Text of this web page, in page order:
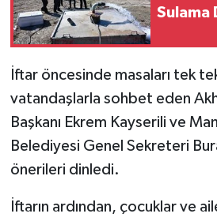
Sulama
İftar öncesinde masaları tek
vatandaşlarla sohbet eden
Başkanı Ekrem Kayserili ve
Belediyesi Genel Sekreteri
önerileri dinledi.
İftarın ardından, çocuklar ve